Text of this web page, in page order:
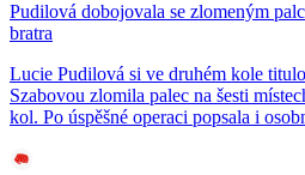
Pudilová dobojovala se zlomeným
bratra
Lucie Pudilová si ve druhém kole
Szabovou zlomila palec na šesti
kol. Po úspěšné operaci popsala i